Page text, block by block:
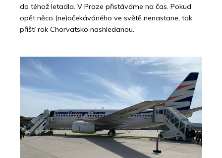
do téhož letadla. V Praze přistáváme na čas. Pokud
opět něco (ne)očekáváného ve světě nenastane, tak
příští rok Chorvatsko nashledanou.